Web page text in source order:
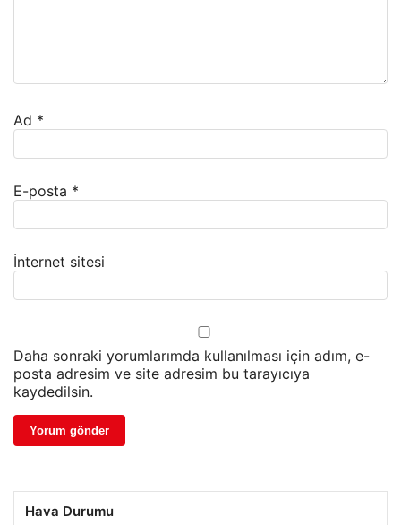
Ad *
E-posta *
İnternet sitesi
Daha sonraki yorumlarımda kullanılması için adım, e-
posta adresim ve site adresim bu tarayıcıya
kaydedilsin.
Hava Durumu